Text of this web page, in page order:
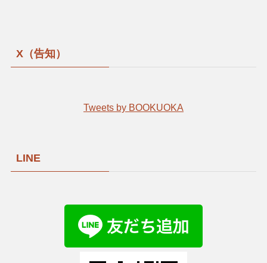
X（告知）
Tweets by BOOKUOKA
LINE